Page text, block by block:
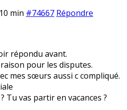
min #74667 Répondre
répondu avant.
pour les disputes.
mes sœurs aussi c compliqué.
Tu vas partir en vacances ?